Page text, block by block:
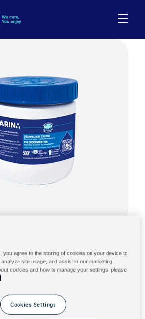
CHLORE
5g
effervescentes 5 g
you agree to the storing of cookies on your device to
site usage, and assist in our marketing
cookies and how to manage your settings, please
Cookies Settings